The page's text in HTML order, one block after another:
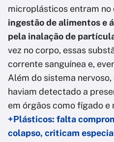
microplásticos entram no
ingestão de alimentos e
pela inalação de
vez no corpo, essas
corrente sanguínea e,
Além do sistema
haviam detectado a
em órgãos como fígado e
+Plásticos: falta
colapso, criticam